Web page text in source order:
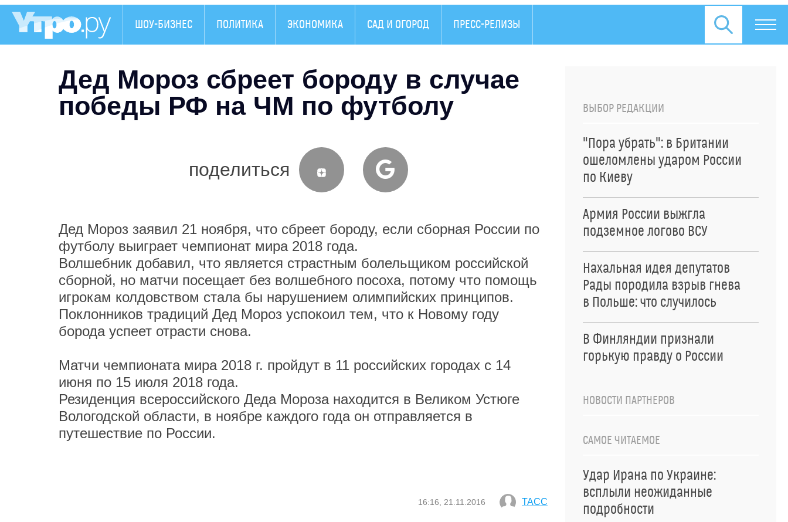
ШОУ-БИЗНЕС ПОЛИТИКА ЭКОНОМИКА САД И ОГОРОД ПРЕСС-РЕЛИЗЫ
Дед Мороз сбреет бороду в случае
победы РФ на ЧМ по футболу
поделиться
Дед Мороз заявил 21 ноября, что сбреет бороду, если сборная России по
футболу выиграет чемпионат мира 2018 года.
Волшебник добавил, что является страстным болельщиком российской
сборной, но матчи посещает без волшебного посоха, потому что помощь
игрокам колдовством стала бы нарушением олимпийских принципов.
Поклонников традиций Дед Мороз успокоил тем, что к Новому году
борода успеет отрасти снова.
Матчи чемпионата мира 2018 г. пройдут в 11 российских городах с 14
июня по 15 июля 2018 года.
Резиденция всероссийского Деда Мороза находится в Великом Устюге
Вологодской области, в ноябре каждого года он отправляется в
путешествие по России.
16:16, 21.11.2016 ТАСС
ВЫБОР РЕДАКЦИИ
"Пора убрать": в Британии
ошеломлены ударом России
по Киеву
Армия России выжгла
подземное логово ВСУ
Нахальная идея депутатов
Рады породила взрыв гнева
в Польше: что случилось
В Финляндии признали
горькую правду о России
НОВОСТИ ПАРТНЕРОВ
САМОЕ ЧИТАЕМОЕ
Удар Ирана по Украине:
всплыли неожиданные
подробности